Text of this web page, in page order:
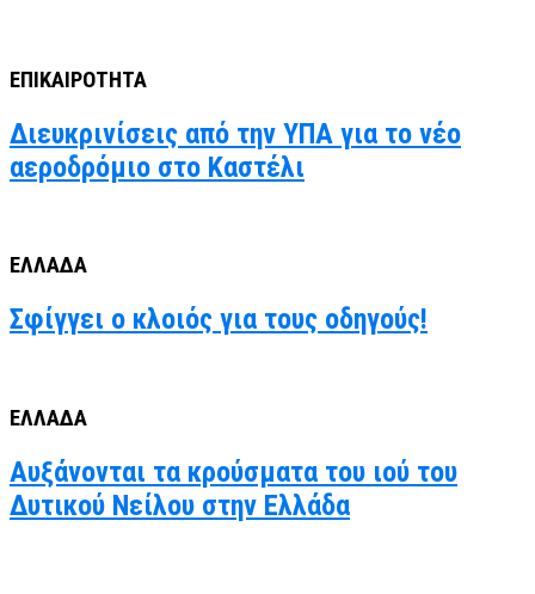
ΕΠΙΚΑΙΡΟΤΗΤΑ
Διευκρινίσεις από την ΥΠΑ για το νέο
αεροδρόμιο στο Καστέλι
ΕΛΛΑΔΑ
Σφίγγει ο κλοιός για τους οδηγούς!
ΕΛΛΑΔΑ
Αυξάνονται τα κρούσματα του ιού του
Δυτικού Νείλου στην Ελλάδα